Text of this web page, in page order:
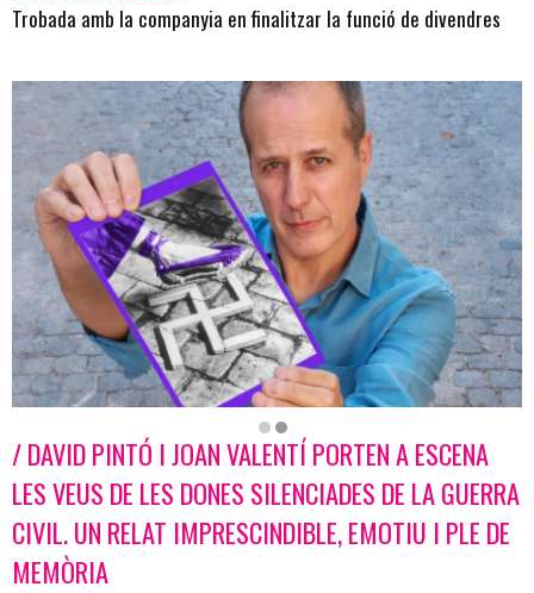
Trobada amb la companyia en finalitzar la funció de divendres
Diapositiva 2 de 2: Dones del 36 | © Josep Balcells
/ DAVID PINTÓ I JOAN VALENTÍ PORTEN A ESCENA
LES VEUS DE LES DONES SILENCIADES DE LA GUERRA
CIVIL. UN RELAT IMPRESCINDIBLE, EMOTIU I PLE DE
MEMÒRIA